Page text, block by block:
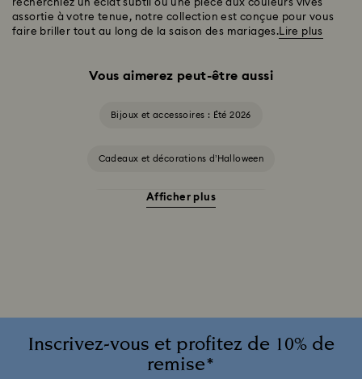
recherchiez un éclat subtil ou une pièce aux couleurs vives
assortie à votre tenue, notre collection est conçue pour vous
faire briller tout au long de la saison des mariages.Lire plus
Vous aimerez peut-être aussi
Bijoux et accessoires : Été 2026
Cadeaux et décorations d’Halloween
Accessoires et figurines Cheshire Cat
Afficher plus
Inscrivez-vous et profitez de 10% de
remise*